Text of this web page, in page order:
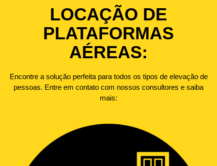
PLATAFORMA
ELEVATÓRIA IDEAL
PARA SUA
plataformas elevatórias para garantir toda segurança e satisfação
CLIQUE AQUI E CONHEÇA NOSSAS
LOCAÇÃO DE
PLATAFORMAS
AÉREAS:
Encontre a solução perfeita para todos os tipos de elevação de
pessoas. Entre em contato com nossos consultores e saiba
mais: